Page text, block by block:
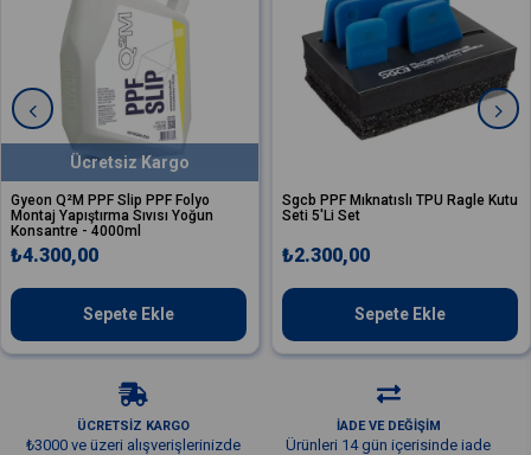
Gyeon Q²M PPF Slip PPF Folyo
Montaj Yapıştırma Sıvısı Yoğun
Konsantre - 4000ml
₺4.300,00
Sepete Ekle
Ücretsiz Kargo
Sgcb PPF Mıknatıslı TPU Ragle Kutu
Seti 5'Li Set
₺2.300,00
Sepete Ekle
ÜCRETSİZ KARGO
₺3000 ve üzeri alışverişlerinizde
İADE VE DEĞİŞİM
Ürünleri 14 gün içerisinde iade